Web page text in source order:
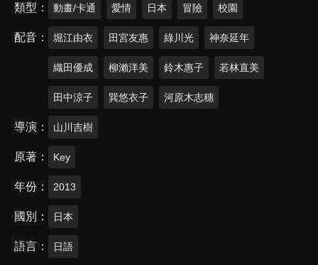
類型 動畫/卡通 愛情 日本 冒險 校園
配音 堀江由衣 田宮友惠 綠川光 神奈延年
織田優成 柳瀨洋美 鈴木惠子 若林直美
田中涼子 巽悠衣子 河原木志穗
導演 山川吉樹
原著 Key
年份 2013
國別 日本
語言 日語